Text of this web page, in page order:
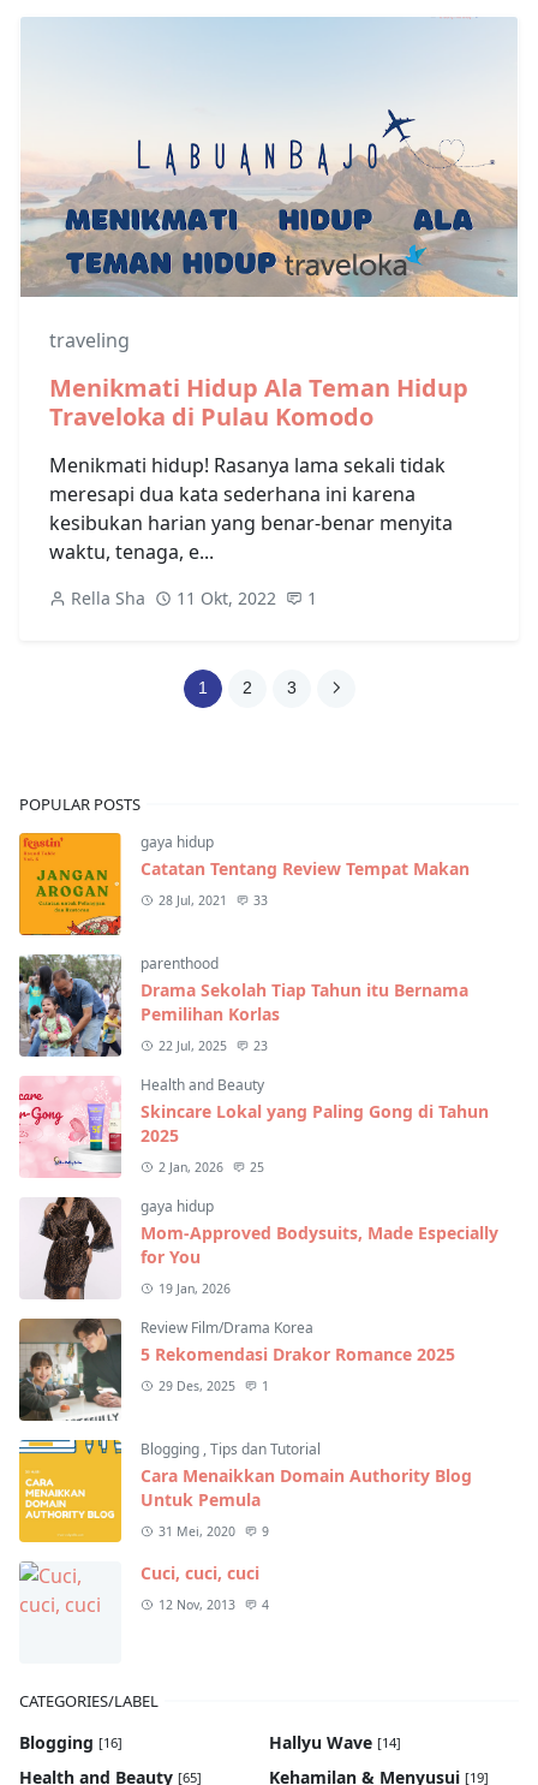
traveling
Menikmati Hidup Ala Teman Hidup
Traveloka di Pulau Komodo
Menikmati hidup! Rasanya lama sekali tidak
meresapi dua kata sederhana ini karena
kesibukan harian yang benar-benar menyita
waktu, tenaga, e...
Rella Sha 11 Okt, 2022 1
1 2 3
POPULAR POSTS
gaya hidup
Catatan Tentang Review Tempat Makan
28 Jul, 2021 33
parenthood
Drama Sekolah Tiap Tahun itu Bernama
Pemilihan Korlas
22 Jul, 2025 23
Health and Beauty
Skincare Lokal yang Paling Gong di Tahun
2025
2 Jan, 2026 25
gaya hidup
Mom-Approved Bodysuits, Made Especially
for You
19 Jan, 2026
Review Film/Drama Korea
5 Rekomendasi Drakor Romance 2025
29 Des, 2025 1
Blogging ,Tips dan Tutorial
Cara Menaikkan Domain Authority Blog
Untuk Pemula
31 Mei, 2020 9
Cuci, cuci, cuci
12 Nov, 2013 4
CATEGORIES/LABEL
Blogging [16] Hallyu Wave [14]
Health and Beauty [65] Kehamilan & Menyusui [19]